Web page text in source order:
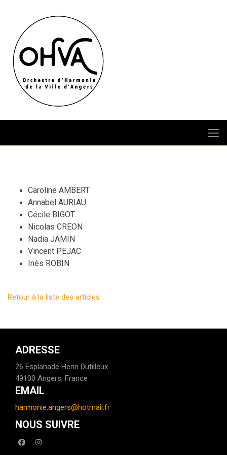
Caroline AMBERT
Annabel AURIAU
Cécile BIGOT
Nicolas CREON
Nadia JAMIN
Vincent PEJAC
Inès ROBIN
Retour à la liste des articles
ADRESSE
26 Esplanade Henri Dutilleux
49100 Angers, France
EMAIL
harmonie.angers@hotmail.fr
NOUS SUIVRE
facebookinstagram